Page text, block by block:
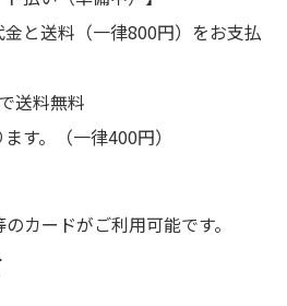
と送料（一律800円）をお支払
送料無料
す。（一律400円）
カードがご利用可能です。